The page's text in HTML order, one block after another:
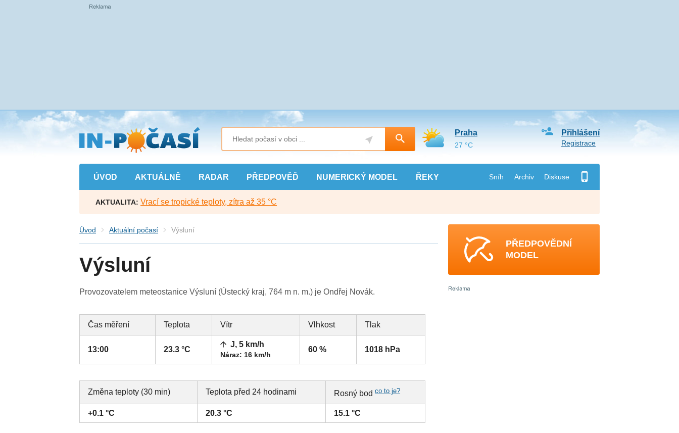
Přejít
na
hlavní
obsah
ÚVOD AKTUÁLNĚ RADAR PŘEDPOVĚĎ NUMERICKÝ MODEL ŘEKY Sníh Archiv Diskuse
Přihlášení
Registrace
Praha
27 °C
AKTUALITA: Vrací se tropické teploty, zítra až 35 °C
Úvod Aktuální počasí Výsluní
Výsluní
Provozovatelem meteostanice Výsluní (Ústecký kraj, 764 m n. m.) je Ondřej Novák.
Čas měření Teplota Vítr Vlhkost Tlak
13:00 23.3 °C
J, 5 km/h
Náraz: 16 km/h
60 % 1018 hPa
Změna teploty (30 min) Teplota před 24 hodinami Rosný bodco to je?
+0.1 °C 20.3 °C 15.1 °C
PŘEDPOVĚDNÍ
MODEL